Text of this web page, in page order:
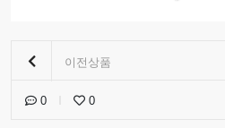
이전상품
0 0